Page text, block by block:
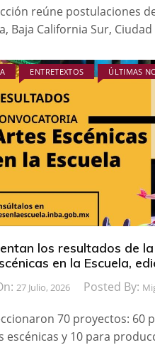
reúne postulaciones
Baja California Sur,
ENTRETEXTOS ÚLTIMAS
los resultados de
en la Escuela,
27 Julio, 2026 Posted By:
70 proyectos: 60
escénicas y 10 para